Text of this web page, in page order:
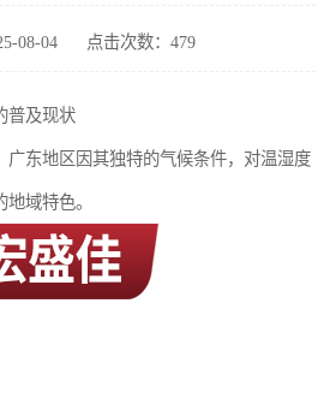
08-04 点击次数：479
普及现状
广东地区因其独特的气候条件，对温湿度
域特色。